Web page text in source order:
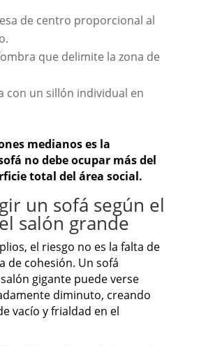
de centro proporcional al
que delimite la zona de
con un sillón individual en
medianos es la
no debe ocupar más del
total del área social.
un sofá según el
salón grande
el riesgo no es la falta de
de cohesión. Un sofá
gigante puede verse
diminuto, creando
vacío y frialdad en el